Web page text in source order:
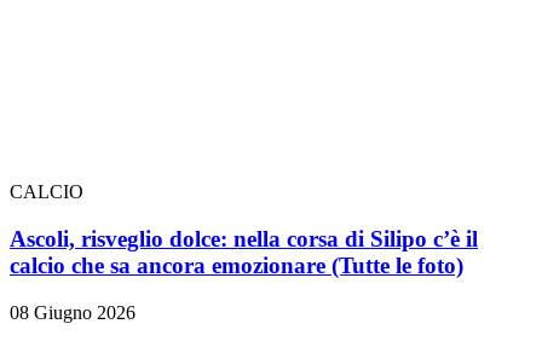
CALCIO
Ascoli, risveglio dolce: nella corsa di Silipo c’è il
calcio che sa ancora emozionare (Tutte le foto)
08 Giugno 2026